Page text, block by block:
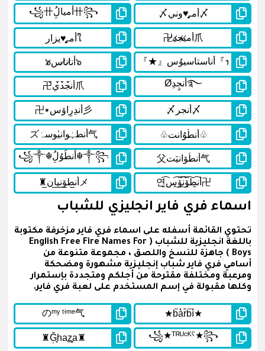
اسماء فري فاير انجليزي للشباب
تحتوي القائمة أسفله على اسماء فري فاير مزخرفة مكتوبة
باللغة انجليزية للشباب ( English Free Fire Names For
Boys ) جاهزة للنسخ واللصق ، مجموعة متنوعة من
أسامي فري فاير شباب إنجليزية مشهورة ومضحكة
ومرعبة ومختلفة مقترحة من أجلكم ومتجددة بإستمرار
وكلها مقبولة في إسم المستخدم على لعبة فري فاير.